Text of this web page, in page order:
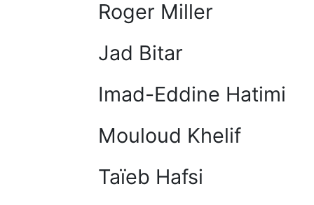
Roger Miller
Jad Bitar
Imad-Eddine Hatimi
Mouloud Khelif
Taïeb Hafsi